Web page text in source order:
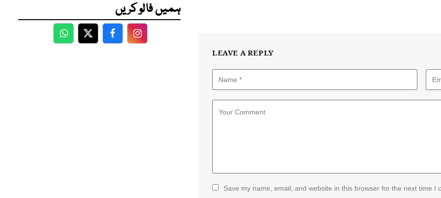
LEAVE A REPLY
Save my name, email, and website in this browser for the next time I
ہمیں فالو کریں
WhatsApp
TwitterFacebookFacebook